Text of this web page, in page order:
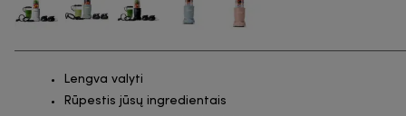
Lengva valyti
Rūpestis jūsų ingredientais